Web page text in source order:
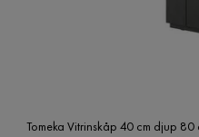
Tomeka Vitrinskåp 40 cm djup